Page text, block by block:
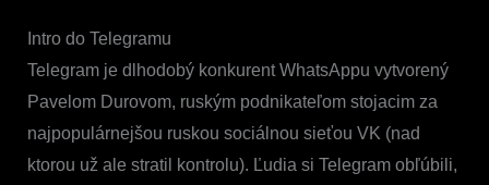
Intro do Telegramu
Telegram je dlhodobý konkurent WhatsAppu vytvorený
Pavelom Durovom, ruským podnikateľom stojacim za
najpopulárnejšou ruskou sociálnou sieťou VK (nad
ktorou už ale stratil kontrolu). Ľudia si Telegram obľúbili,